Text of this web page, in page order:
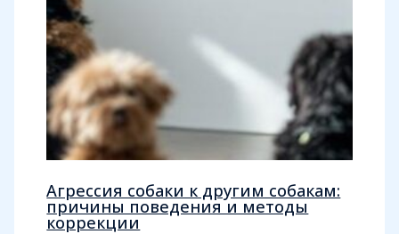
Агрессия собаки к другим собакам:
причины поведения и методы
коррекции